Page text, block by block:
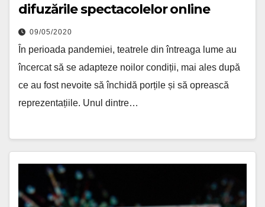
difuzările spectacolelor online
09/05/2020
În perioada pandemiei, teatrele din întreaga lume au
încercat să se adapteze noilor condiții, mai ales după
ce au fost nevoite să închidă porțile și să oprească
reprezentațiile. Unul dintre…